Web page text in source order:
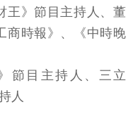
王》節目主持人、董
商時報》、《中時晚
節目主持人、三立
人